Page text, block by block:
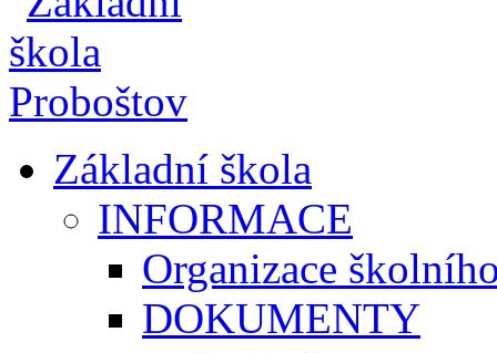
Základní škola
INFORMACE
Organizace
DOKUMENTY